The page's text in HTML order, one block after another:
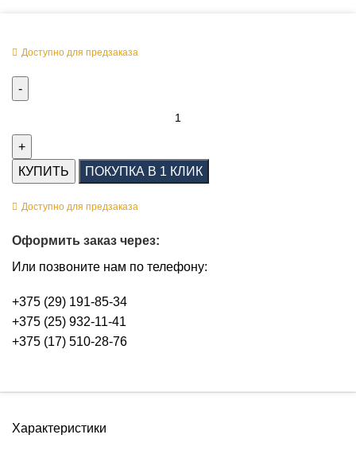
Доступно для предзаказа
КУПИТЬ ПОКУПКА В 1 КЛИК
Доступно для предзаказа
Оформить заказ через:
Или позвоните нам по телефону:
+375 (29) 191-85-34
+375 (25) 932-11-41
+375 (17) 510-28-76
Характеристики